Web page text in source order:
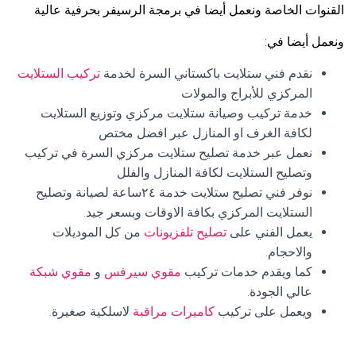
القنوات الخاصة ونعمل أيضا في برمجة الرسيفر بحرفية عالية
ونعمل أيضا في:
نقدم فني ستلايت باكستاني السرة لخدمة تركيب الستلايت
المركزي للأبراج والمولات
خدمة تركيب وصيانة ستلايت مركزي وتوزيع الستلايت
لكافة الغرف او المنازل عبر افضل مختص
نعمل عبر خدمة تصليح ستلايت مركزي السرة في تركيب
وتصليح الستلايت لكافة المنازل والفلل
نوفر فني تصليح ستلايت خدمة ٢٤ساعة لصيانة وتصليح
الستلايت المركزي بكافة الاوقات وبسعر جيد.
يعمل الفني على تصليح تلفزيونات من كل الموديلات
والاحجام.
كما ويقدم خدمات تركيب مقوي سيرفس و مقوي شبكة
عالي الجودة.
ويعمل على تركيب كاميرات مراقبة لاسلكية صغيرة.